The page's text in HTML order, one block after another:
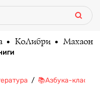
КоЛибри Махаон
📚Азбука-